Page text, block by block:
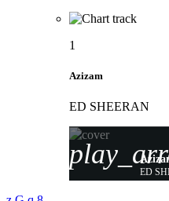
1
Azizam
ED SHEERAN
ED